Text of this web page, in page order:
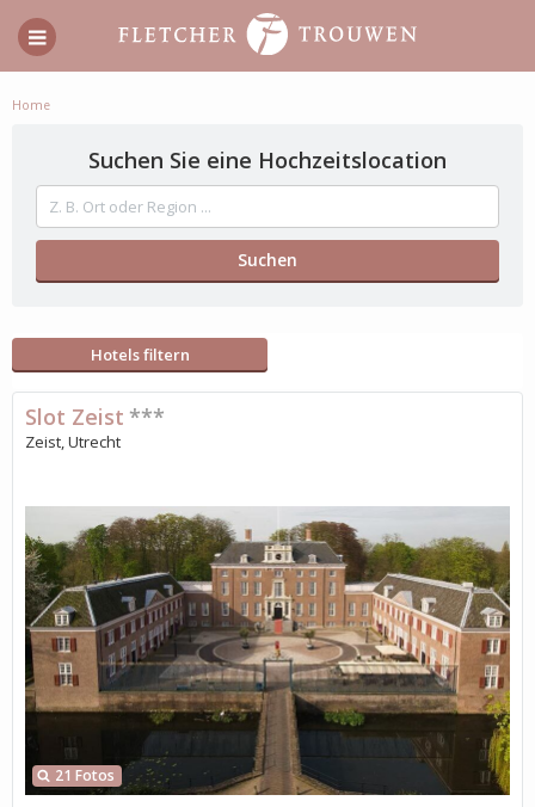
Home
Suchen Sie eine Hochzeitslocation
Hotels filtern
21 Fotos
Slot Zeist ***
Zeist, Utrecht